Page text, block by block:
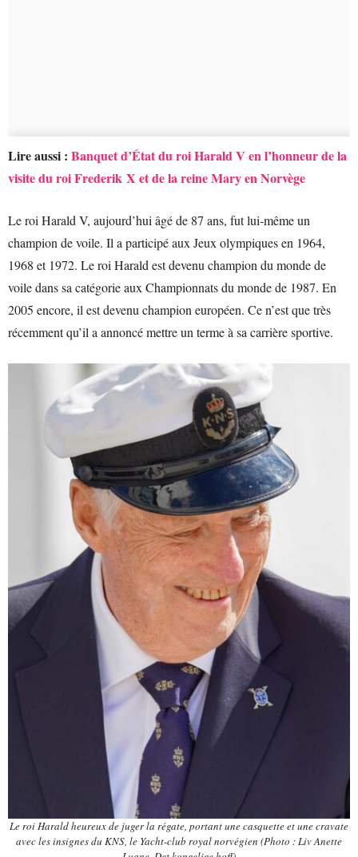
Lire aussi : Banquet d’État du roi Harald V en l’honneur de la
visite du roi Frederik X et de la reine Mary en Norvège
Le roi Harald V, aujourd’hui âgé de 87 ans, fut lui-même un
champion de voile. Il a participé aux Jeux olympiques en 1964,
1968 et 1972. Le roi Harald est devenu champion du monde de
voile dans sa catégorie aux Championnats du monde de 1987. En
2005 encore, il est devenu champion européen. Ce n’est que très
récemment qu’il a annoncé mettre un terme à sa carrière sportive.
Le roi Harald heureux de juger la régate, portant une casquette et une cravate
avec les insignes du KNS, le Yacht-club royal norvégien (Photo : Liv Anette